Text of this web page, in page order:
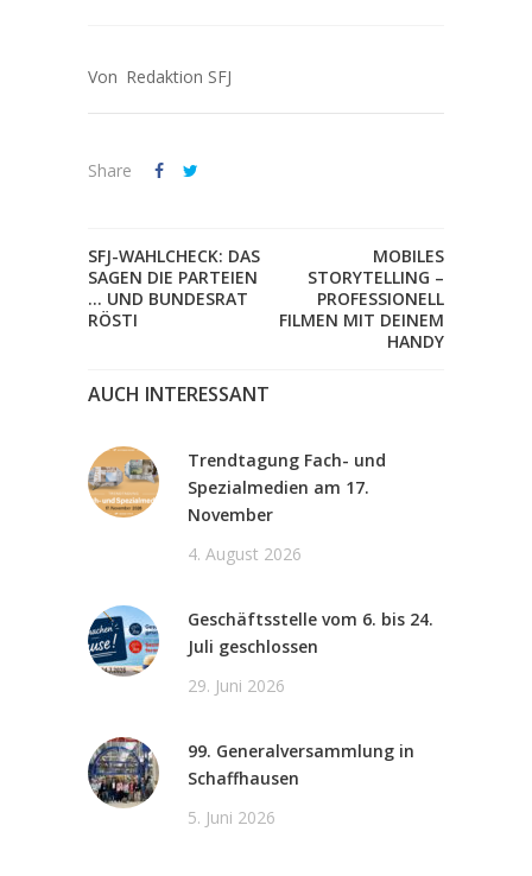
Redaktion SFJ
Share
SFJ-WAHLCHECK: DAS
SAGEN DIE PARTEIEN
… UND BUNDESRAT
RÖSTI
MOBILES
STORYTELLING –
PROFESSIONELL
FILMEN MIT DEINEM
HANDY
AUCH INTERESSANT
Trendtagung Fach- und
Spezialmedien am 17.
November
4. August 2026
Geschäftsstelle vom 6. bis 24.
Juli geschlossen
29. Juni 2026
99. Generalversammlung in
Schaffhausen
5. Juni 2026